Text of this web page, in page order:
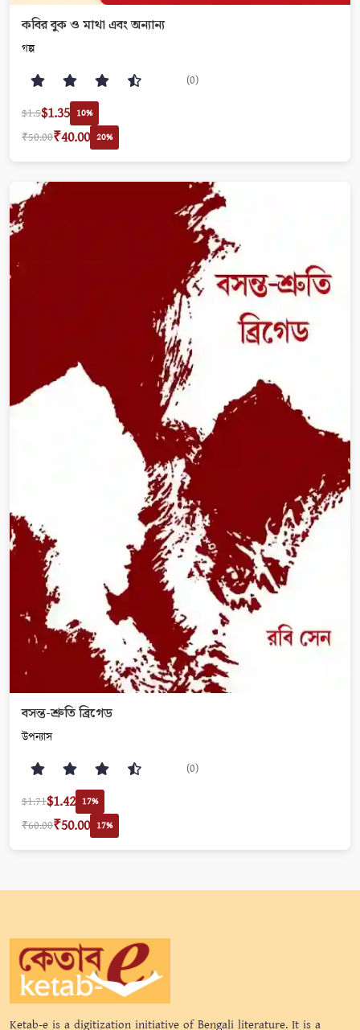
কবির বুক ও মাথা এবং অন্যান্য
গল্প
(0)
$1.5$1.35 10%
₹50.00₹40.00 20%
বসন্ত-শ্রুতি ব্রিগেড
উপন্যাস
(0)
$1.71$1.42 17%
₹60.00₹50.00 17%
Ketab-e is a digitization initiative of Bengali literature. It is a